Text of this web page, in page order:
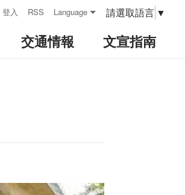
登入 RSS Language 請選取語言 ▼
交通情報 文宣指南